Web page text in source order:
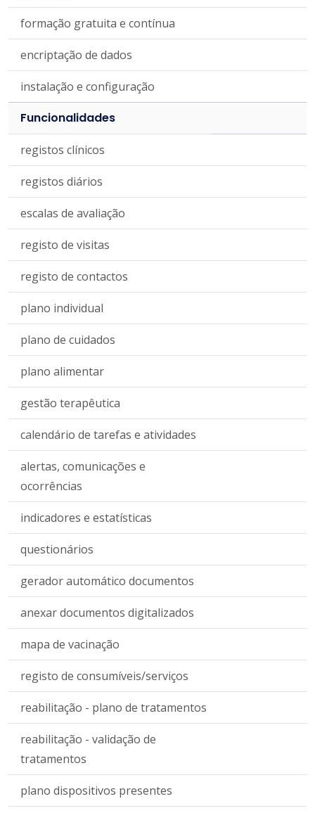
formação gratuita e contínua
encriptação de dados
instalação e configuração
Funcionalidades
registos clínicos
registos diários
escalas de avaliação
registo de visitas
registo de contactos
plano individual
plano de cuidados
plano alimentar
gestão terapêutica
calendário de tarefas e atividades
alertas, comunicações e
ocorrências
indicadores e estatísticas
questionários
gerador automático documentos
anexar documentos digitalizados
mapa de vacinação
registo de consumíveis/serviços
reabilitação - plano de tratamentos
reabilitação - validação de
tratamentos
plano dispositivos presentes